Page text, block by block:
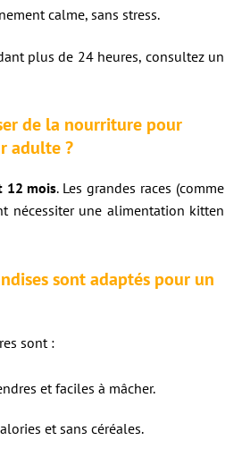
calme, sans stress.
plus de 24 heures, consultez un
de la nourriture pour
adulte ?
12 mois. Les grandes races (comme
nécessiter une alimentation kitten
sont adaptés pour un
sont :
et faciles à mâcher.
et sans céréales.